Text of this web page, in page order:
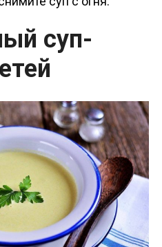
суп-